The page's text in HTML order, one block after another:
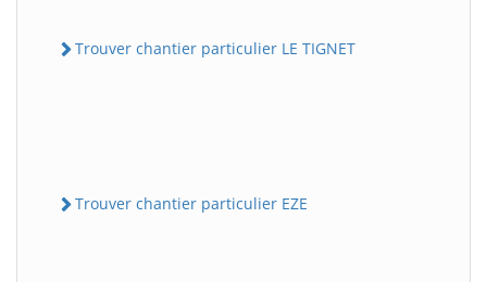
Trouver chantier particulier LE TIGNET
Trouver chantier particulier EZE